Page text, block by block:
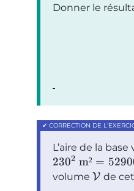
Donner le
L’aire de la base
2302 m² =
volume V de